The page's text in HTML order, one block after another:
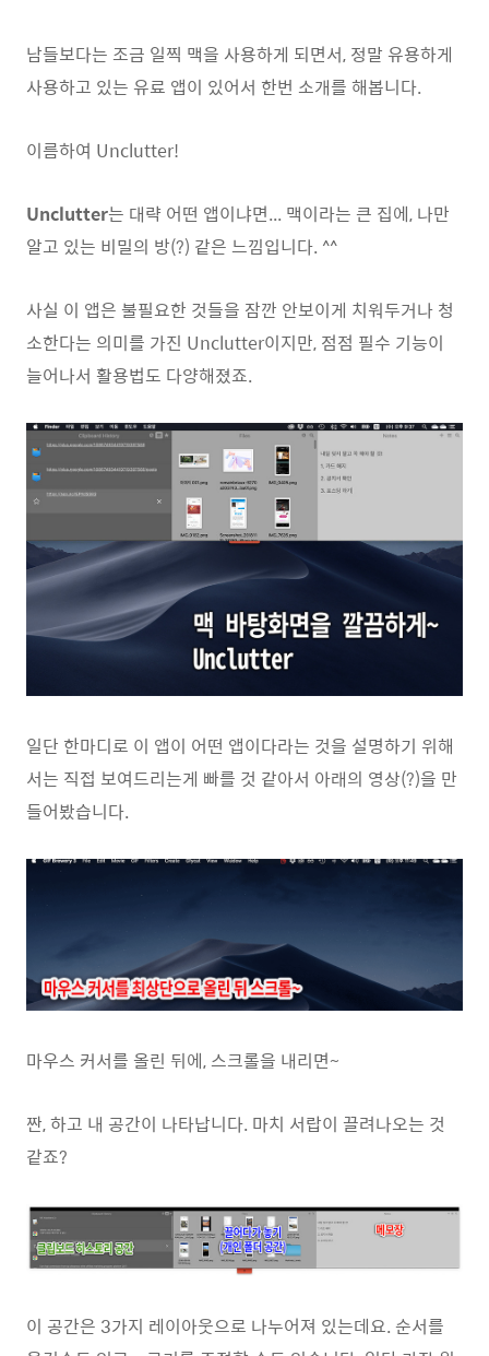
남들보다는 조금 일찍 맥을 사용하게 되면서, 정말 유용하게
사용하고 있는 유료 앱이 있어서 한번 소개를 해봅니다.
이름하여 Unclutter!
Unclutter는 대략 어떤 앱이냐면... 맥이라는 큰 집에, 나만
알고 있는 비밀의 방(?) 같은 느낌입니다. ^^
사실 이 앱은 불필요한 것들을 잠깐 안보이게 치워두거나 청
소한다는 의미를 가진 Unclutter이지만, 점점 필수 기능이
늘어나서 활용법도 다양해졌죠.
일단 한마디로 이 앱이 어떤 앱이다라는 것을 설명하기 위해
서는 직접 보여드리는게 빠를 것 같아서 아래의 영상(?)을 만
들어봤습니다.
마우스 커서를 올린 뒤에, 스크롤을 내리면~
짠, 하고 내 공간이 나타납니다. 마치 서랍이 끌려나오는 것
같죠?
이 공간은 3가지 레이아웃으로 나누어져 있는데요. 순서를